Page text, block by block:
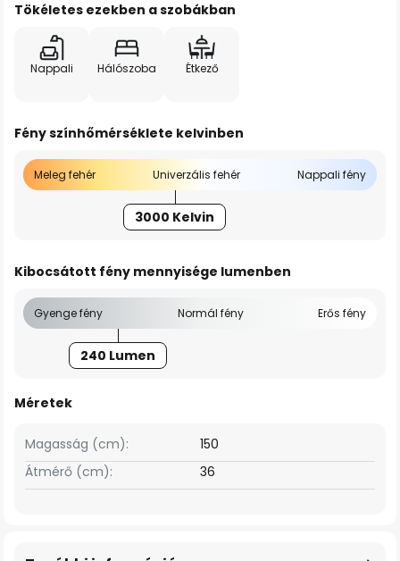
Tökéletes ezekben a szobákban
Nappali Hálószoba Étkező
Fény színhőmérséklete kelvinben
Meleg fehér Univerzális fehér Nappali fény
3000 Kelvin
Kibocsátott fény mennyisége lumenben
Gyenge fény Normál fény Erős fény
240 Lumen
Méretek
Magasság (cm):
150
Átmérő (cm):
36